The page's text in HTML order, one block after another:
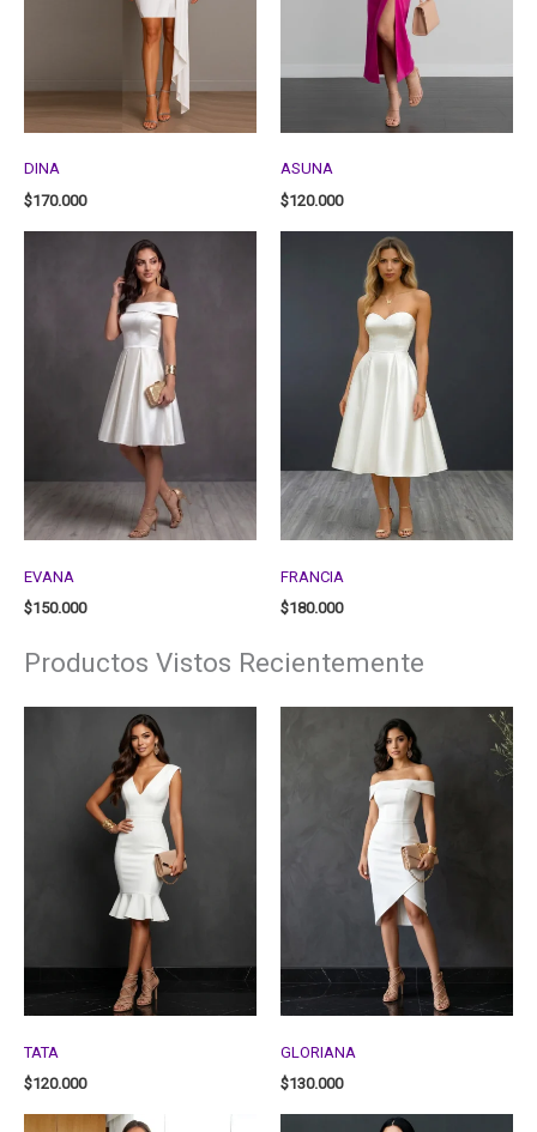
DINA
$170.000
ASUNA
$120.000
EVANA
$150.000
FRANCIA
$180.000
Productos Vistos Recientemente
TATA
$120.000
GLORIANA
$130.000